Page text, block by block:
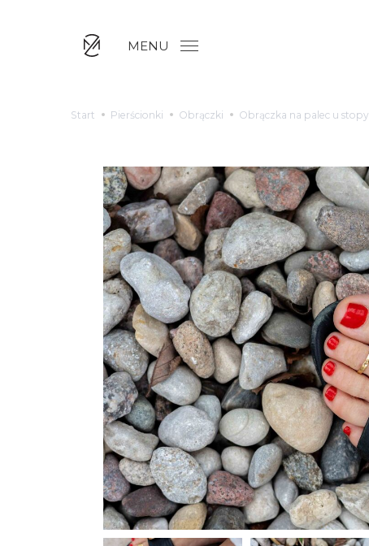
MENU
Start Pierścionki Obrączki Obrączka na palec u stopy